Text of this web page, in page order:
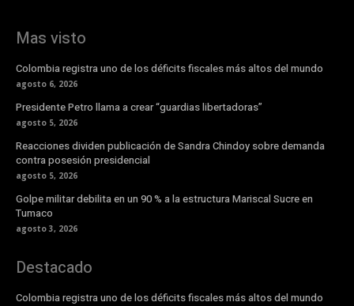
Mas visto
Colombia registra uno de los déficits fiscales más altos del mundo
agosto 6, 2026
Presidente Petro llama a crear “guardias libertadoras”
agosto 5, 2026
Reacciones dividen publicación de Sandra Chindoy sobre demanda
contra posesión presidencial
agosto 5, 2026
Golpe militar debilita en un 90 % a la estructura Mariscal Sucre en
Tumaco
agosto 3, 2026
Destacado
Colombia registra uno de los déficits fiscales más altos del mundo